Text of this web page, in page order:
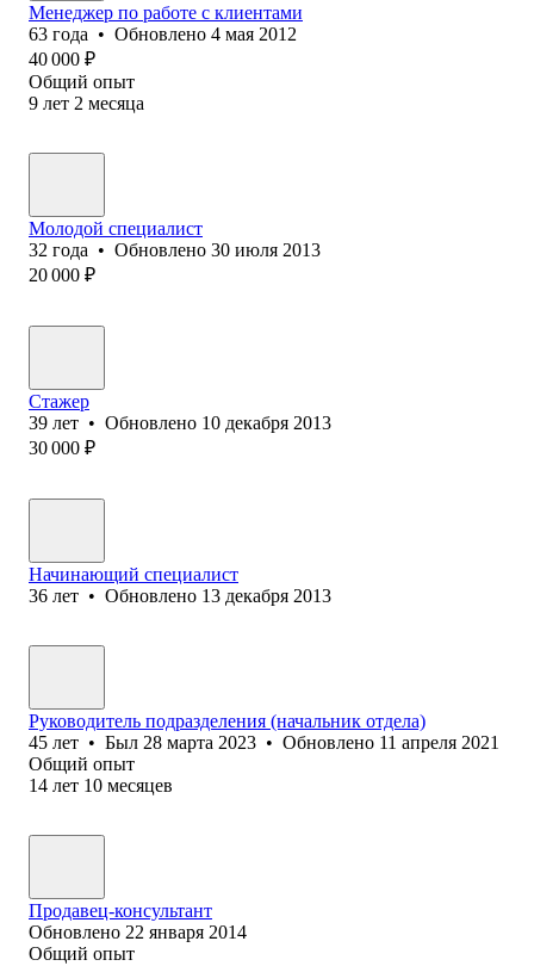
Менеджер по работе с клиентами
63 года • Обновлено 4 мая 2012
40 000 ₽
Общий опыт
9 лет 2 месяца
Молодой специалист
32 года • Обновлено 30 июля 2013
20 000 ₽
Стажер
39 лет • Обновлено 10 декабря 2013
30 000 ₽
Начинающий специалист
36 лет • Обновлено 13 декабря 2013
Руководитель подразделения (начальник отдела)
45 лет • Был 28 марта 2023 • Обновлено 11 апреля 2021
Общий опыт
14 лет 10 месяцев
Продавец-консультант
Обновлено 22 января 2014
Общий опыт